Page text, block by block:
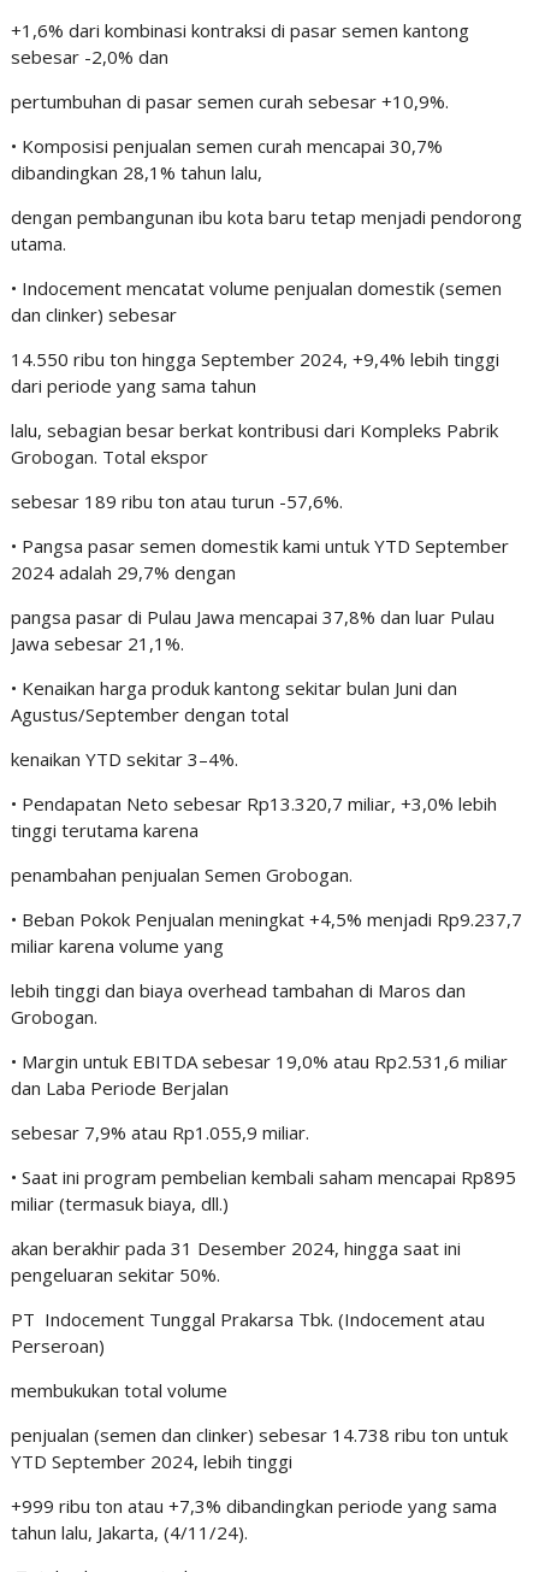
+1,6% dari kombinasi kontraksi di pasar semen kantong
sebesar -2,0% dan
pertumbuhan di pasar semen curah sebesar +10,9%.
• Komposisi penjualan semen curah mencapai 30,7%
dibandingkan 28,1% tahun lalu,
dengan pembangunan ibu kota baru tetap menjadi pendorong
utama.
• Indocement mencatat volume penjualan domestik (semen
dan clinker) sebesar
14.550 ribu ton hingga September 2024, +9,4% lebih tinggi
dari periode yang sama tahun
lalu, sebagian besar berkat kontribusi dari Kompleks Pabrik
Grobogan. Total ekspor
sebesar 189 ribu ton atau turun -57,6%.
• Pangsa pasar semen domestik kami untuk YTD September
2024 adalah 29,7% dengan
pangsa pasar di Pulau Jawa mencapai 37,8% dan luar Pulau
Jawa sebesar 21,1%.
• Kenaikan harga produk kantong sekitar bulan Juni dan
Agustus/September dengan total
kenaikan YTD sekitar 3–4%.
• Pendapatan Neto sebesar Rp13.320,7 miliar, +3,0% lebih
tinggi terutama karena
penambahan penjualan Semen Grobogan.
• Beban Pokok Penjualan meningkat +4,5% menjadi Rp9.237,7
miliar karena volume yang
lebih tinggi dan biaya overhead tambahan di Maros dan
Grobogan.
• Margin untuk EBITDA sebesar 19,0% atau Rp2.531,6 miliar
dan Laba Periode Berjalan
sebesar 7,9% atau Rp1.055,9 miliar.
• Saat ini program pembelian kembali saham mencapai Rp895
miliar (termasuk biaya, dll.)
akan berakhir pada 31 Desember 2024, hingga saat ini
pengeluaran sekitar 50%.
PT Indocement Tunggal Prakarsa Tbk. (Indocement atau
Perseroan)
membukukan total volume
penjualan (semen dan clinker) sebesar 14.738 ribu ton untuk
YTD September 2024, lebih tinggi
+999 ribu ton atau +7,3% dibandingkan periode yang sama
tahun lalu, Jakarta, (4/11/24).